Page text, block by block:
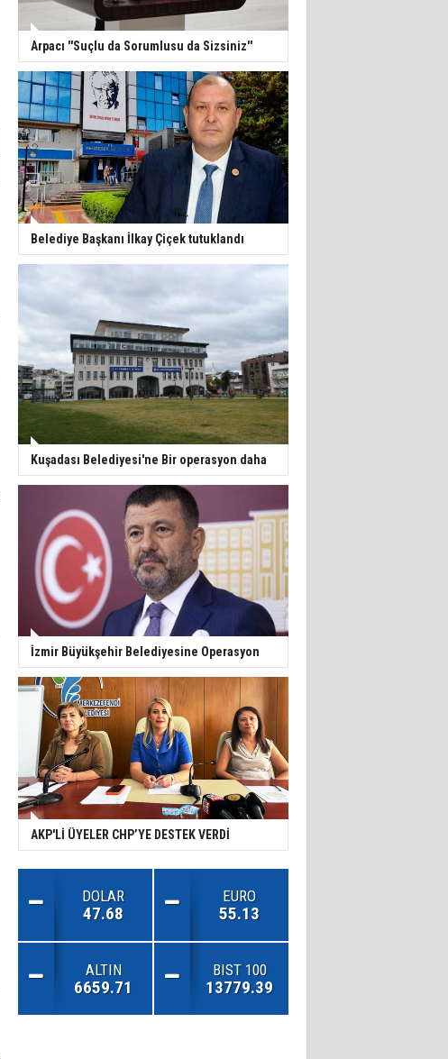
Arpacı ''Suçlu da Sorumlusu da Sizsiniz''
Belediye Başkanı İlkay Çiçek tutuklandı
Kuşadası Belediyesi'ne Bir operasyon daha
İzmir Büyükşehir Belediyesine Operasyon
AKP'Lİ ÜYELER CHP’YE DESTEK VERDİ
DOLAR
47.68
EURO
55.13
ALTIN
6659.71
BIST 100
13779.39